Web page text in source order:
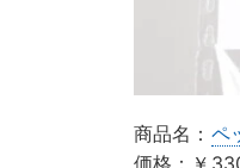
商品名： ペ